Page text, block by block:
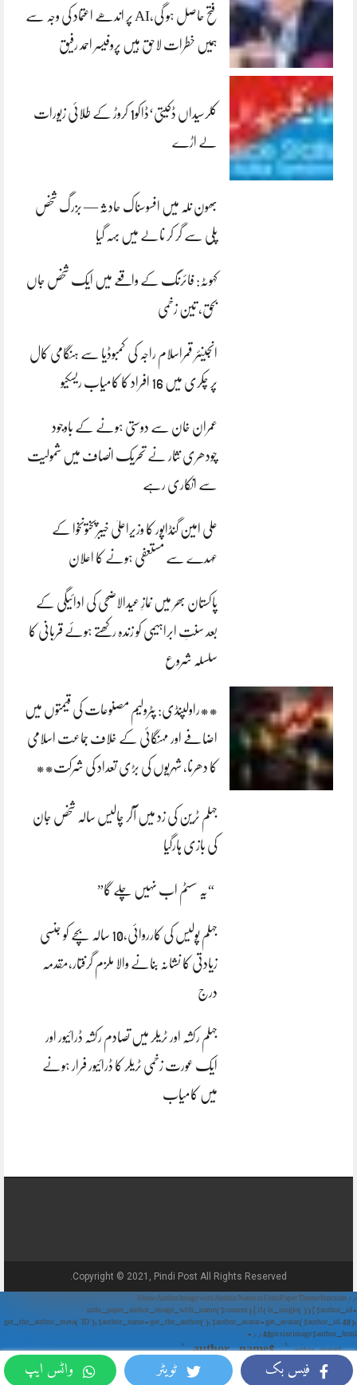
فیس بک ٹویٹر واٹس ایپ
فتح حاصل ہو گی،AI پر اندھے اعتماد کی وجہ سے
ہمیں خطرات لاحق ہیں پروفیسر احمد رفیق
کلرسیداں ڈکیتی‘ڈاکو1 کروڑ کے طلائی زیورات
لے اڑے
بھون نلہ میں افسوسناک حادثہ — بزرگ شخص
پلی سے گر کر نالے میں بہہ گیا
کہوٹہ: فائرنگ کے واقعے میں ایک شخص جاں
بحق، تین زخمی
انجینئر قمراسلام راجہ کی کمبوڈیا سے ہنگامی کال
پر چکری میں 16 افراد کا کامیاب ریسکیو
عمران خان سے دوستی ہونے کے باوجود
چودھری نثار نے تحریک انصاف میں شمولیت
سے انکاری رہے
علی امین گنڈاپور کا وزیراعلیٰ خیبرپختونخوا کے
عہدے سے مستعفی ہونے کا اعلان
پاکستان بھر میں نمازِ عیدالاضحی کی ادائیگی کے
بعد سنتِ ابراہیمی کو زندہ رکھتے ہوئے قربانی کا
سلسلہ شروع
**راولپنڈی: پٹرولیم مصنوعات کی قیمتوں میں
اضافے اور مہنگائی کے خلاف جماعت اسلامی
کا دھرنا، شہریوں کی بڑی تعداد کی شرکت**
جہلم ٹرین کی زد میں آکر چالیس سالہ شخص جان
کی بازی ہارگیا
“یہ سسٹم اب نہیں چلے گا”
جہلم پولیس کی کارروائی،10 سالہ بچے کو جنسی
زیادتی کا نشانہ بنانے والا ملزم گرفتار،مقدمہ
درج
جہلم رکشہ اور ٹریلر میں تصادم رکشہ ڈرائیور اور
ایک عورت زخمی ٹریلر کا ڈرائیور فرار ہونے
میں کامیاب
Copyright © 2021, Pindi Post All Rights Reserved.
// Show Author Image with Author Name in UrduPaper Theme function
urdu_paper_author_image_with_name($content) { if (is_single()) { $author_id =
get_the_author_meta('ID'); $author_name = get_the_author(); $author_avatar = get_avatar($author_id, 48);
// 48px size image $author_html = '
' . $author_avatar . '
' . $author_name . '
'; return $author_html . $content; } return $content; } add_filter('the_content',